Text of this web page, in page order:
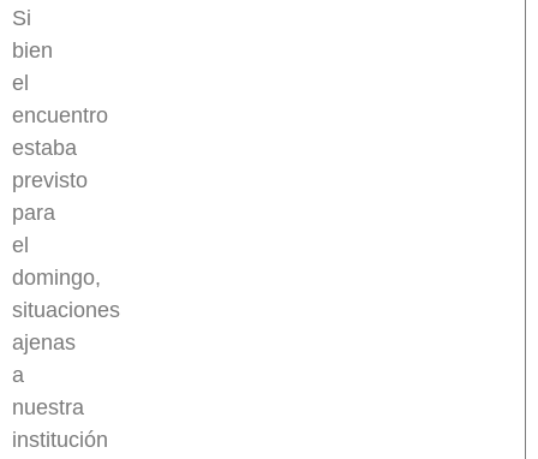
Si
bien
el
encuentro
estaba
previsto
para
el
domingo,
situaciones
ajenas
a
nuestra
institución